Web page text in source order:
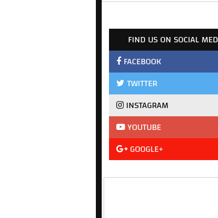
FIND US ON SOCIAL
FACEBOOK
TWITTER
INSTAGRAM
YOUTUBE
GOOGLE+